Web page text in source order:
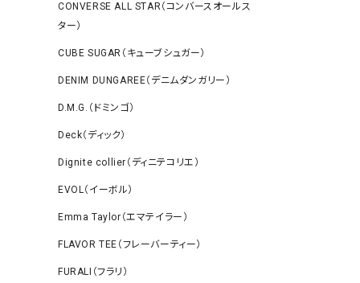
CONVERSE ALL STAR（コンバースオールス
ター）
CUBE SUGAR（キューブシュガー）
DENIM DUNGAREE（デニムダンガリー）
D.M.G.（ドミンゴ）
Deck（ディック）
Dignite collier（ディニテコリエ）
EVOL（イーボル）
Emma Taylor（エマテイラー）
FLAVOR TEE（フレーバーティー）
FURALI（フラリ）